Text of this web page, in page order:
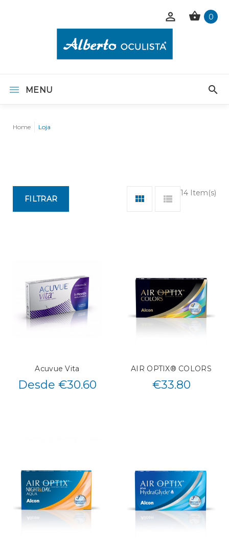
0
MENU
Home Loja
14 Item(s)
FILTRAR
Acuvue Vita
Desde €30.60
AIR OPTIX® COLORS
€33.80